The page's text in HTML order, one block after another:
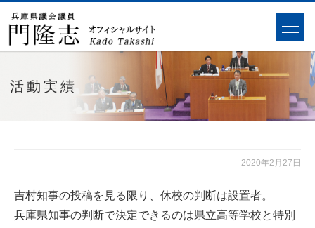
活動実績
2020年2月27日
吉村知事の投稿を見る限り、休校の判断は設置者。
兵庫県知事の判断で決定できるのは県立高等学校と特別